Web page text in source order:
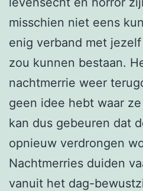
misschien niet eens
enig verband met
zou kunnen bestaan.
nachtmerrie weer
geen idee hebt waar
kan dus gebeuren dat
opnieuw verdrongen
Nachtmerries duiden
vanuit het dag-